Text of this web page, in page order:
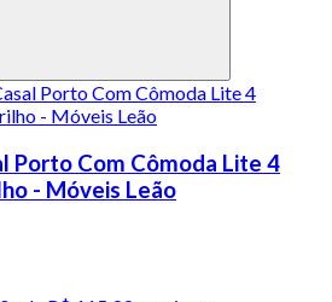
Porto Com Cômoda Lite 4
- Móveis Leão